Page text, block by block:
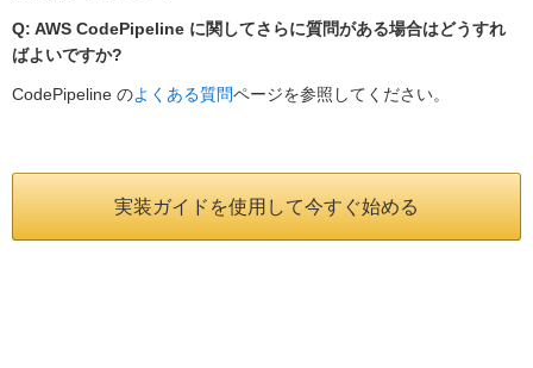
Q: AWS CodePipeline に関してさらに質問がある場合はどうすれ
ばよいですか?
CodePipeline のよくある質問ページを参照してください。
実装ガイドを使用して今すぐ始める